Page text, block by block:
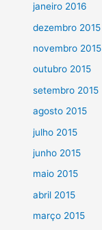
janeiro 2016
dezembro 2015
novembro 2015
outubro 2015
setembro 2015
agosto 2015
julho 2015
junho 2015
maio 2015
abril 2015
março 2015